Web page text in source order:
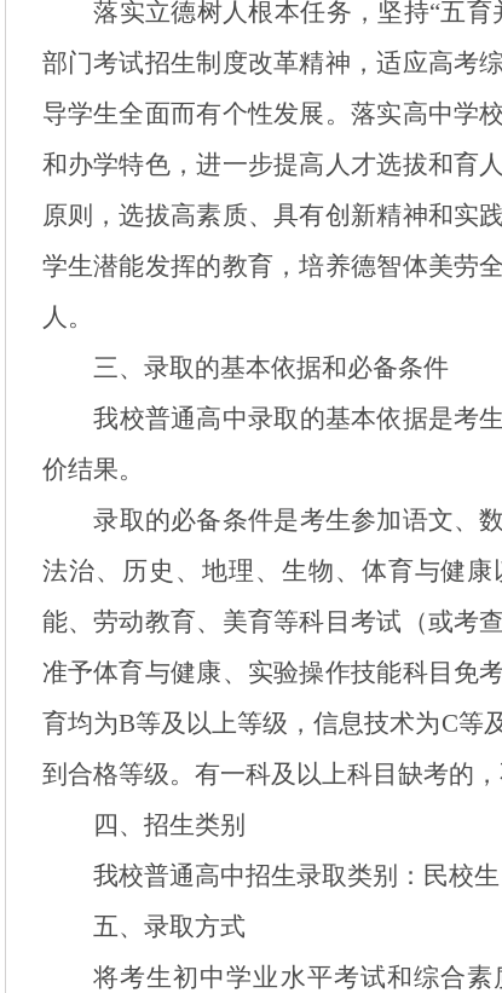
落实立德树人根本任务，坚持“五育
部门考试招生制度改革精神，适应高考
导学生全面而有个性发展。落实高中学
和办学特色，进一步提高 人才选拔和育
原则，选拔高素质、具有创新精神和实
学生潜能发挥的教育，培养德智体美劳
人。
三、录取的基本依据和必备条件
我校普通高中录取的基本依据是考
价结果。
录取的必备条件是考生参加语文、
法治、历史、地理、生物、体育与健
能、劳动教育、美育等科目考试（或考
准予体育与健康、实验操作技能科目免
育均为B等及以上等级，信息技术为C等
到合格等级。 有一科及以上科目缺考的
四、招生类别
我校普通高中招生录取类别： 民校生
五、录取方式
将考生初中学业水平考试和综合